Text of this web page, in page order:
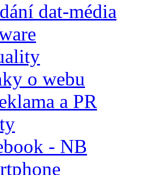
dat-média
o webu
a PR
- NB